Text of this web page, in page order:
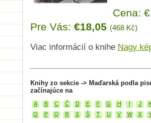
Cena:
Pre Vás: €18,05 (468 Kč)
Viac informácií o knihe Nagy
Knihy zo sekcie -> Maďarská podla
začínajúce na
A B C Č D E F G H I J
O
P Q R S Š T U V W X